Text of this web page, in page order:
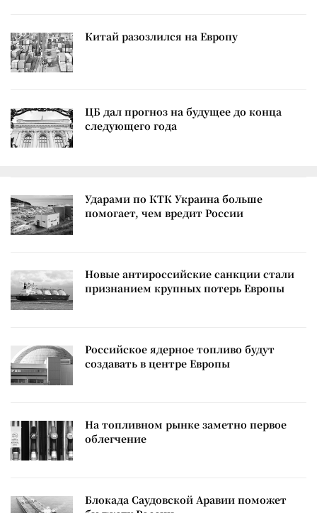
Китай разозлился на Европу
ЦБ дал прогноз на будущее до конца
следующего года
Ударами по КТК Украина больше
помогает, чем вредит России
Новые антироссийские санкции стали
признанием крупных потерь Европы
Российское ядерное топливо будут
создавать в центре Европы
На топливном рынке заметно первое
облегчение
Блокада Саудовской Аравии поможет